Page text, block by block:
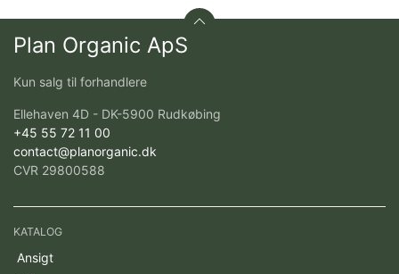
Plan Organic ApS
Kun salg til forhandlere
Ellehaven 4D - DK-5900 Rudkøbing
+45 55 72 11 00
contact@planorganic.dk
CVR 29800588
KATALOG
Ansigt